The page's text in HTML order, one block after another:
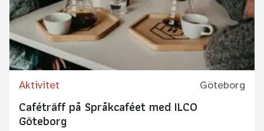
Aktivitet Göteborg
Caféträff på Språkcaféet med ILCO
Göteborg